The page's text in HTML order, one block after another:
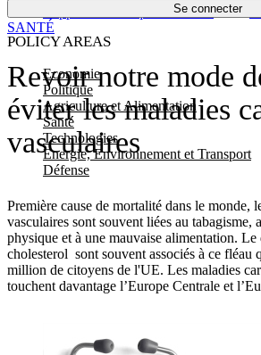
Se connecter
POLICY AREAS
Economie
Politique
Agriculture et Alimentation
Santé
Technologies
Energie, Environnement et Transport
Défense
Économie
Revoir notre mode
éviter les maladies
vasculaires
Première cause de mortalité dans le monde,
vasculaires sont souvent liées au tabagisme,
physique et à une mauvaise alimentation. Le
cholesterol sont souvent associés à ce fléau
million de citoyens de l'UE. Les maladies
touchent davantage l’Europe Centrale et
SANTÉ